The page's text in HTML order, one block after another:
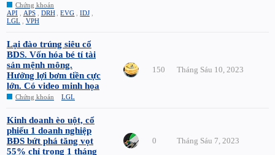
Chứng khoán
API
APS DRH ,EVG ,IDJ
LGL
VPH
Lại đào trúng siêu cổ
BDS. Vốn hóa bé tí tài
sản mệnh mông.
Hưởng lợi bơm tiền cực
lớn. Có video minh họa
Chứng khoán LGL
150 Tháng Sáu 10, 2023
Kinh doanh èo uột, cổ
phiếu 1 doanh nghiệp
BĐS bứt phá tăng vọt
55% chỉ trong 1 tháng
0 Tháng Sáu 7, 2023